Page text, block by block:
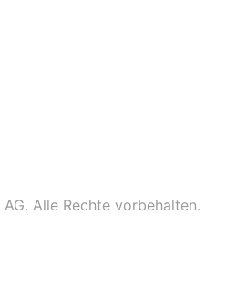
Alle Rechte vorbehalten.